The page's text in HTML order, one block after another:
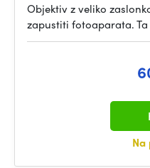
Objektiv z veliko
zapustiti fotoaparata.
Na